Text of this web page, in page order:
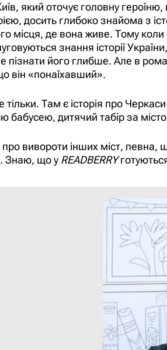
який оточує головну героїню,
досить глибоко знайома з
місця, де вона живе. Тому коли
знання історії
пізнати його глибше. Але в
він «понаїхавший».
Там є історія про
бабусею, дитячий табір за
вивороти інших міст, певна,
Знаю, що у READBERRY